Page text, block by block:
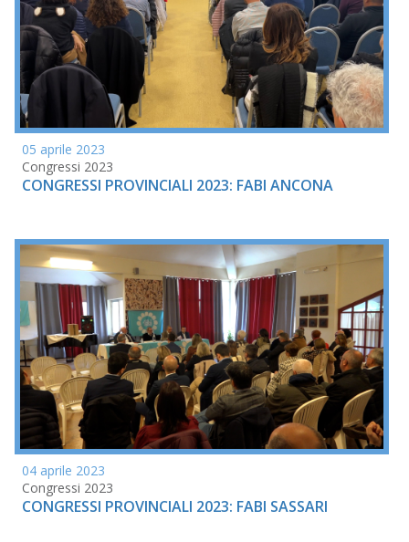
05 aprile 2023
Congressi 2023
CONGRESSI PROVINCIALI 2023: FABI ANCONA
04 aprile 2023
Congressi 2023
CONGRESSI PROVINCIALI 2023: FABI SASSARI